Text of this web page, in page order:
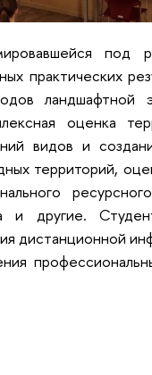
под
практических
ландшафтной
оценка
видов и
территорий,
и другие.
дистанционной